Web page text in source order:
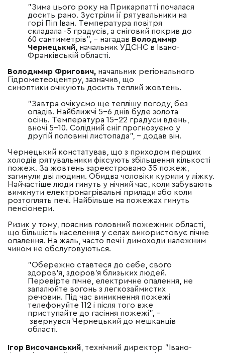
"Зима цього року на Прикарпатті почалася
досить рано. Зустріли її рятувальники на
горі Піп Іван. Температура повітря
складала -5 градусів, а сніговий покрив до
60 сантиметрів", – нагадав Володимир
Чернецький, начальник УДСНС в Івано-
Франківській області.
Володимир Фригович, начальник регіонального
Гідрометеоцентру, зазначив, що
синоптики очікують досить теплий жовтень.
"Завтра очікуємо ще теплішу погоду, без
опадів. Найближчі 5-6 днів буде золота
осінь. Температура 15-22 градуси вдень,
вночі 5-10. Солідний сніг прогнозуємо у
другій половині листопада", – додав він.
Чернецький констатував, що з приходом перших
холодів рятувальники фіксують збільшення кількості
пожеж. За жовтень зареєстровано 35 пожеж,
загинули дві людини. Обидва чоловіки курили у ліжку.
Найчастіше люди гинуть у нічний час, коли забувають
вимкнути електронагрівальні прилади або коли
розтоплять печі. Найбільше на пожежах гинуть
пенсіонери.
Ризик у тому, пояснив головний пожежник області,
що більшість населення у селах використовує пічне
опалення. На жаль, часто печі і димоходи належним
чином не обслуговуються.
"Обережно ставтеся до себе, свого
здоров'я, здоров'я близьких людей.
Перевірте пічне, електричне опалення, не
запалюйте вогонь з легкозаймистих
речовин. Під час виникнення пожежі
телефонуйте 112 і після того вже
приступайте до гасіння пожежі", –
звернувся Чернецький до мешканців
області.
Ігор Височанський , технічний директор "Івано-